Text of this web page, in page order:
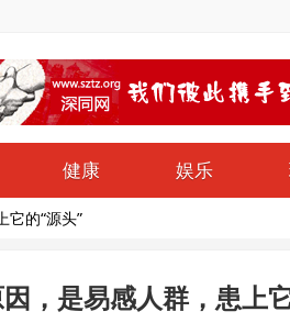
健康 娱乐
的“源头”
，是易感人群，患上